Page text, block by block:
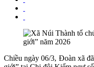
Chiều ngày 06/3, Đoàn xã